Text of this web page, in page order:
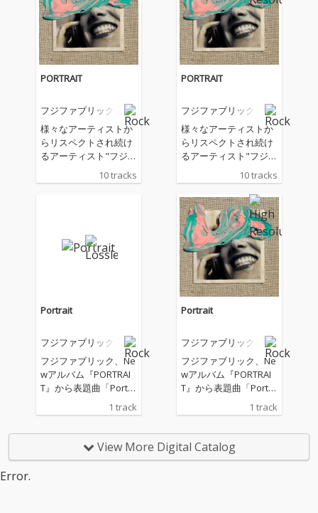
PORTRAIT
フジファブリック
様々なアーティストか
らリスペクトされ続け
るアーティスト"フジフ
ァブリック"。 2月から
は3作連続の配信限定S
リックとのコラボレー
ションも話題を呼ん
め、そんな中、2024年
にデビュー20周年を迎
年ぶりにフルアルバム
をリリース。
10 tracks
PORTRAIT
フジファブリック
様々なアーティストか
らリスペクトされ続け
るアーティスト"フジフ
ァブリック"。 2月から
は3作連続の配信限定S
gをリリースし、3月に
リリースした「瞳のラ
ンデヴー」ではフレデ
リックとのコラボレー
ションも話題を呼ん
だ。 10月クールではTV
アニメ『新しい上司は
ど天然』OPテーマを務
め、そんな中、2024年
にデビュー20周年を迎
年ぶりにフルアルバム
をリリース。
10 tracks
Portrait
フジファブリック
フジファブリック、Ne
wアルバム『PORTRAI
T』から表題曲「Portra
1 track
Portrait
フジファブリック
フジファブリック、Ne
wアルバム『PORTRAI
T』から表題曲「Portra
1 track
View More Digital Catalog
Error.